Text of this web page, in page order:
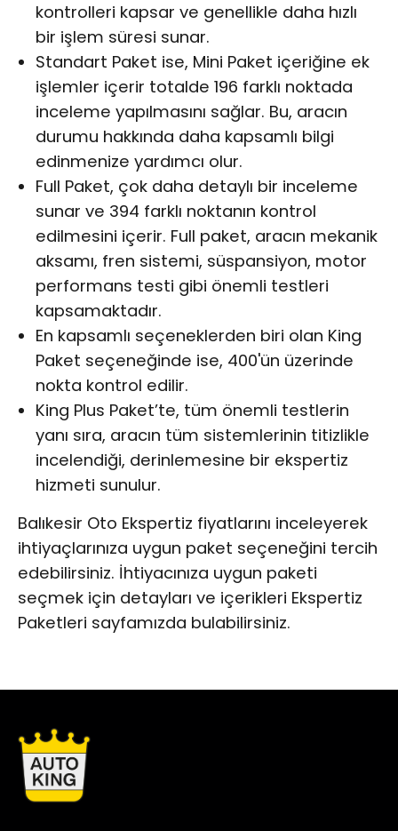
kontrolleri kapsar ve genellikle daha hızlı
bir işlem süresi sunar.
Standart Paket ise, Mini Paket içeriğine ek
işlemler içerir totalde 196 farklı noktada
inceleme yapılmasını sağlar. Bu, aracın
durumu hakkında daha kapsamlı bilgi
edinmenize yardımcı olur.
Full Paket, çok daha detaylı bir inceleme
sunar ve 394 farklı noktanın kontrol
edilmesini içerir. Full paket, aracın mekanik
aksamı, fren sistemi, süspansiyon, motor
performans testi gibi önemli testleri
kapsamaktadır.
En kapsamlı seçeneklerden biri olan King
Paket seçeneğinde ise, 400'ün üzerinde
nokta kontrol edilir.
King Plus Paket’te, tüm önemli testlerin
yanı sıra, aracın tüm sistemlerinin titizlikle
incelendiği, derinlemesine bir ekspertiz
hizmeti sunulur.
Balıkesir Oto Ekspertiz fiyatlarını inceleyerek
ihtiyaçlarınıza uygun paket seçeneğini tercih
edebilirsiniz. İhtiyacınıza uygun paketi
seçmek için detayları ve içerikleri Ekspertiz
Paketleri sayfamızda bulabilirsiniz.